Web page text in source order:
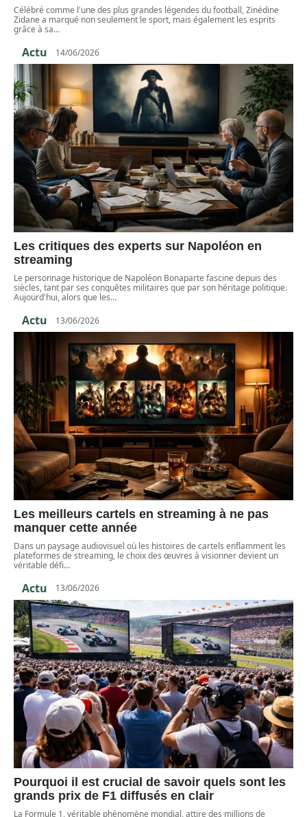
Célébré comme l'une des plus grandes légendes du football, Zinédine
Zidane a marqué non seulement le sport, mais également les esprits
grâce à sa…
Actu 14/06/2026
Les critiques des experts sur Napoléon en
streaming
Le personnage historique de Napoléon Bonaparte fascine depuis des
siècles, tant par ses conquêtes militaires que par son héritage politique.
Aujourd'hui, alors que les…
Actu 13/06/2026
Les meilleurs cartels en streaming à ne pas
manquer cette année
Dans un paysage audiovisuel où les histoires de cartels enflamment les
plateformes de streaming, le choix des œuvres à visionner devient un
véritable défi…
Actu 13/06/2026
Pourquoi il est crucial de savoir quels sont les
grands prix de F1 diffusés en clair
La Formule 1, véritable phénomène mondial, attire des millions de